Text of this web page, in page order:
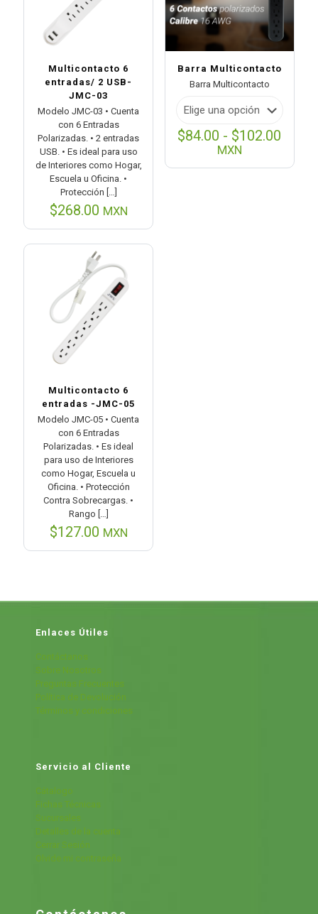
Multicontacto 6
entradas/ 2 USB-
JMC-03
Modelo JMC-03 • Cuenta
con 6 Entradas
Polarizadas. • 2 entradas
USB. • Es ideal para uso
de Interiores como Hogar,
Escuela u Oficina. •
Protección
$268.00 MXN
Barra Multicontacto
Barra Multicontacto
$84.00 - $102.00
MXN
Multicontacto 6
entradas -JMC-05
Modelo JMC-05 • Cuenta
con 6 Entradas
Polarizadas. • Es ideal
para uso de Interiores
como Hogar, Escuela u
Oficina. • Protección
Contra Sobrecargas. •
Rango […]
$127.00 MXN
Enlaces Útiles
Contáctanos
Sobre Nosotros
Preguntas Frecuentes
Política de Devolución
Términos y condiciones
Servicio al Cliente
Cátalogo
Fichas Técnicas
Sucursales
Detalles de la cuenta
Cerrar Sesión
Olvide mi contraseña